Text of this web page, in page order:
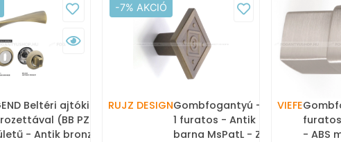
Beltéri ajtókilincs
(BB PZ WC)
- Antik bronz -
-7% AKCIÓ
RUJZ DESIGNGombfogantyú - 826.30c -
1 furatos - Antik patina
barna MsPatL - Zamak fém
VIEFE
furatos
- ABS